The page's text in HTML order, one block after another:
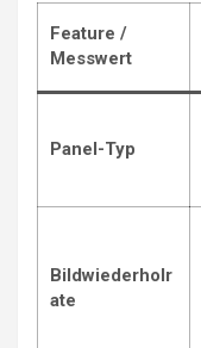
Feature /
Messwert
Panel-Typ
Bildwiederholr
ate